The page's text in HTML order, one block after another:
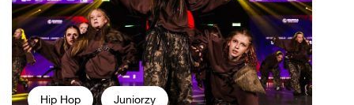
Hip Hop Juniorzy